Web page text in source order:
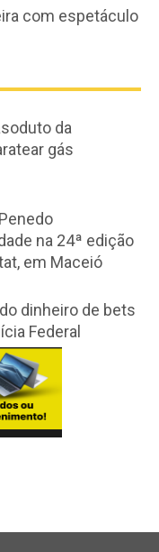
com espetáculo
da
gás
na 24ª edição
em Maceió
dinheiro de bets
Federal